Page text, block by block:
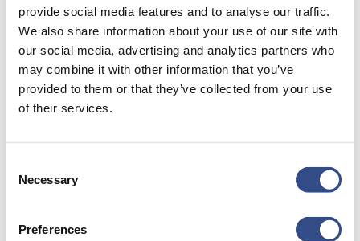
provide social media features and to analyse our traffic.
We also share information about your use of our site with
our social media, advertising and analytics partners who
may combine it with other information that you’ve
provided to them or that they’ve collected from your use
of their services.
Selection
Necessary
Preferences
Niet toegankelijk voor pers en publiek
De oefening vindt plaats binnen de hekken van
Maastricht Aachen Airport en is niet toegankelijk voor
het Jet Center van Maastricht Aachen Airport is het
onwaarschijnlijk dat gebruikers van de luchthaven de
oefening meekrijgen.